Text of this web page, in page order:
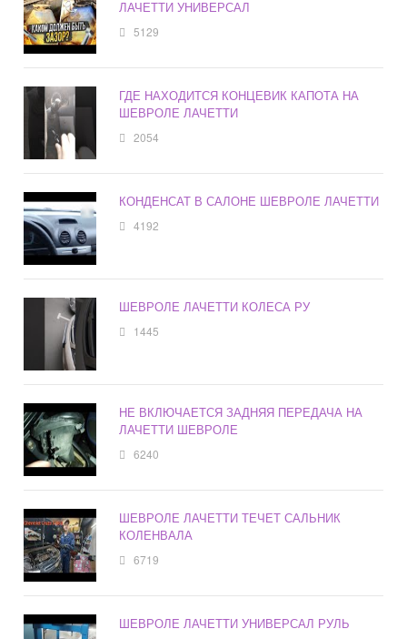
ЛАЧЕТТИ УНИВЕРСАЛ
5129
ГДЕ НАХОДИТСЯ КОНЦЕВИК КАПОТА НА
ШЕВРОЛЕ ЛАЧЕТТИ
2054
КОНДЕНСАТ В САЛОНЕ ШЕВРОЛЕ ЛАЧЕТТИ
4192
ШЕВРОЛЕ ЛАЧЕТТИ КОЛЕСА РУ
1445
НЕ ВКЛЮЧАЕТСЯ ЗАДНЯЯ ПЕРЕДАЧА НА
ЛАЧЕТТИ ШЕВРОЛЕ
6240
ШЕВРОЛЕ ЛАЧЕТТИ ТЕЧЕТ САЛЬНИК
КОЛЕНВАЛА
6719
ШЕВРОЛЕ ЛАЧЕТТИ УНИВЕРСАЛ РУЛЬ